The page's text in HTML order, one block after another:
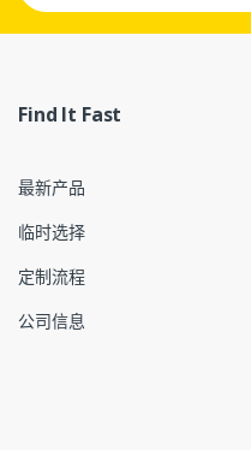
Find It Fast
最新产品
临时选择
定制流程
公司信息